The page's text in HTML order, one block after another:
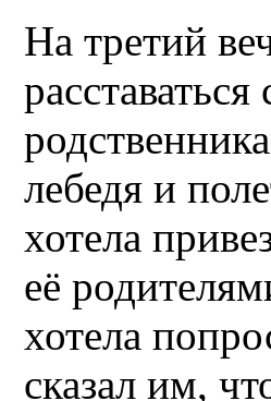
На третий
лебедя и
хотела
её
хотела
сказал им,